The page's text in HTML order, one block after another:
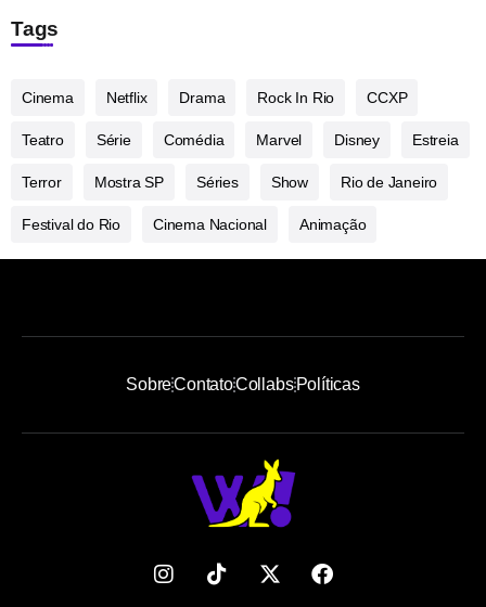
Tags
Cinema Netflix Drama Rock In Rio CCXP
Teatro Série Comédia Marvel Disney Estreia
Terror Mostra SP Séries Show Rio de Janeiro
Festival do Rio Cinema Nacional Animação
SobreContatoCollabsPolíticas